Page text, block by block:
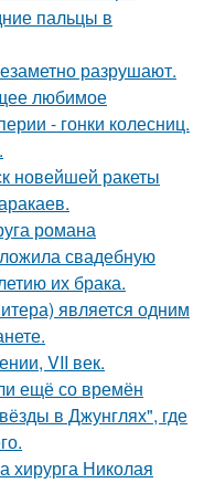
пальцы в
разрушают.
любимое
- гонки колесниц.
новейшей ракеты
романа
свадебную
их брака.
является одним
VII век.
ещё со времён
в Джунглях", где
хирурга Николая